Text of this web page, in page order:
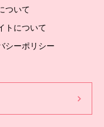
ついて
トについて
シーポリシー